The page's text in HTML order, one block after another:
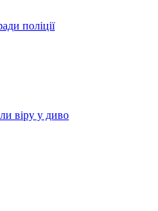
поліції
віру у диво